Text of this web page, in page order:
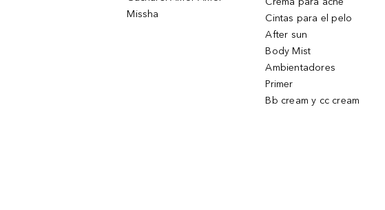
Missha
Cintas para el pelo
After sun
Body Mist
Ambientadores
Primer
Bb cream y cc cream